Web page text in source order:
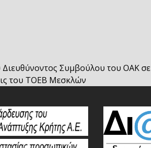
Διευθύνοντος Συμβούλου του ΟΑΚ σε
του ΤΟΕΒ Μεσκλών